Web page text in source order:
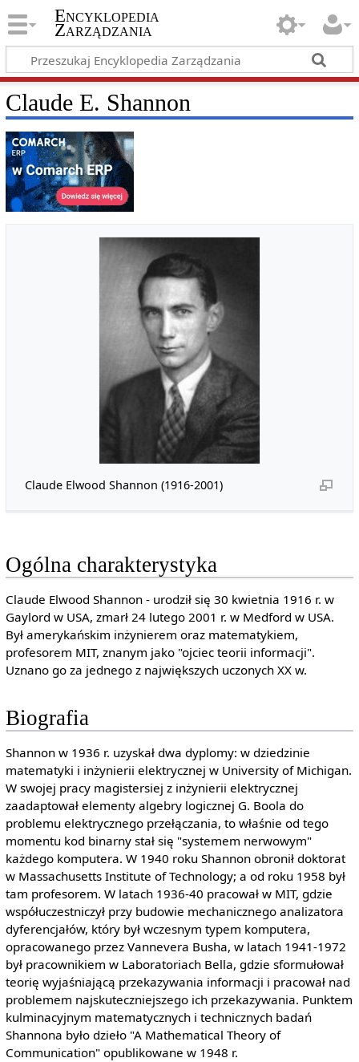
Encyklopedia
Zarządzania
Claude E. Shannon
Claude Elwood Shannon (1916-2001)
Ogólna charakterystyka
Claude Elwood Shannon - urodził się 30 kwietnia 1916 r. w
Gaylord w USA, zmarł 24 lutego 2001 r. w Medford w USA.
Był amerykańskim inżynierem oraz matematykiem,
profesorem MIT, znanym jako "ojciec teorii informacji".
Uznano go za jednego z największych uczonych XX w.
Biografia
Shannon w 1936 r. uzyskał dwa dyplomy: w dziedzinie
matematyki i inżynierii elektrycznej w University of Michigan.
W swojej pracy magistersiej z inżynierii elektrycznej
zaadaptował elementy algebry logicznej G. Boola do
problemu elektrycznego przełączania, to właśnie od tego
momentu kod binarny stał się "systemem nerwowym"
każdego komputera. W 1940 roku Shannon obronił doktorat
w Massachusetts Institute of Technology; a od roku 1958 był
tam profesorem. W latach 1936-40 pracował w MIT, gdzie
współuczestniczył przy budowie mechanicznego analizatora
dyferencjałów, który był wczesnym typem komputera,
opracowanego przez Vannevera Busha, w latach 1941-1972
był pracownikiem w Laboratoriach Bella, gdzie sformułował
teorię wyjaśniającą przekazywania informacji i pracował nad
problemem najskuteczniejszego ich przekazywania. Punktem
kulminacyjnym matematycznych i technicznych badań
Shannona było dzieło "A Mathematical Theory of
Communication" opublikowane w 1948 r.